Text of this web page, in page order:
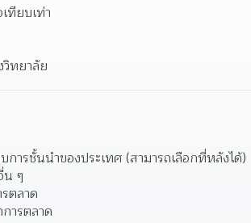
ทียบเท่า
ทยาลัย
รชั้นนำของประเทศ (สามารถเลือกที่หลังได้)
น ๆ
ตลาด
ารตลาด